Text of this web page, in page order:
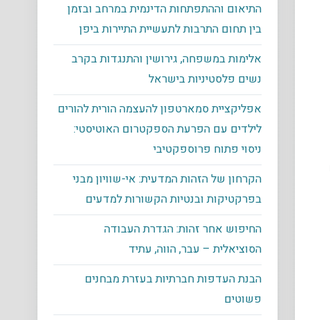
התיאום וההתפתחות הדינמית במרחב ובזמן
בין תחום התרבות לתעשיית התיירות ביפן
אלימות במשפחה, גירושין והתנגדות בקרב
נשים פלסטיניות בישראל
אפליקציית סמארטפון להעצמה הורית להורים
לילדים עם הפרעת הספקטרום האוטיסטי:
ניסוי פתוח פרוספקטיבי
הקרחון של הזהות המדעית: אי-שוויון מבני
בפרקטיקות ובנטיות הקשורות למדעים
החיפוש אחר זהות: הגדרת העבודה
הסוציאלית – עבר, הווה, עתיד
הבנת העדפות חברתיות בעזרת מבחנים
פשוטים